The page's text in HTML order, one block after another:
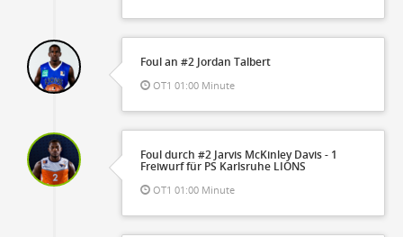
Foul an #2 Jordan Talbert
OT1 01:00 Minute
Foul durch #2 Jarvis McKinley Davis - 1
Freiwurf für PS Karlsruhe LIONS
OT1 01:00 Minute